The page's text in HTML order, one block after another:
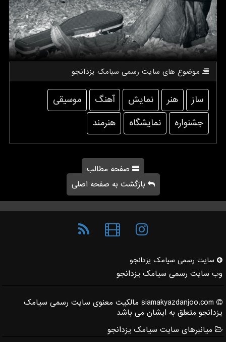
موضوع های سایت رسمی سیامك یزدانجو
ساز هنر نمایش آهنگ
موسیقی
جشنواره
نمایشگاه هنرمند
صفحه مطالب
بازگشت به صفحه اصلی
سایت رسمی سیامك یزدانجو
وب سایت رسمی سیامک یزدانجو
siamakyazdanjoo.com مالکیت معنوی سایت رسمی سیامک
یزدانجو متعلق به ایشان می باشد
میانبرهای سایت سیامک یزدانجو